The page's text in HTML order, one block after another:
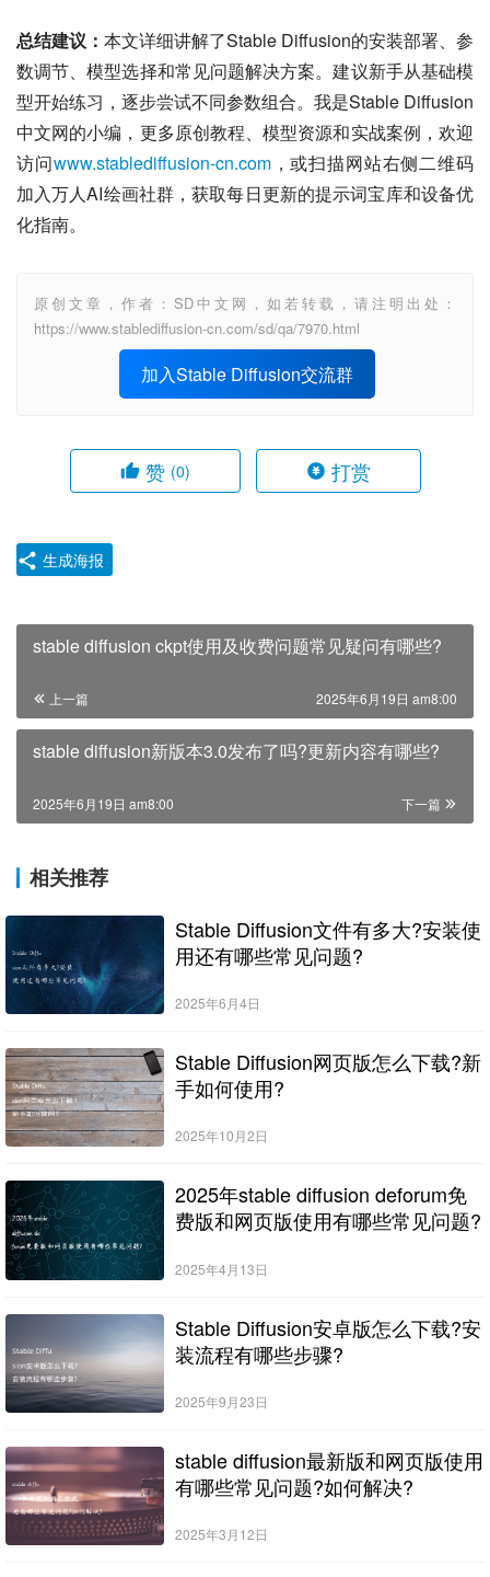
总结建议： 本文详细讲解了Stable Diffusion的安装部署、参
数调节、模型选择和常见问题解决方案。建议新手从基础模
型开始练习，逐步尝试不同参数组合。我是Stable Diffusion
中文网的小编，更多原创教程、模型资源和实战案例，欢迎
访问www.stablediffusion-cn.com，或扫描网站右侧二维码
加入万人AI绘画社群，获取每日更新的提示词宝库和设备优
化指南。
原创文章，作者：SD中文网，如若转载，请注明出处：
https://www.stablediffusion-cn.com/sd/qa/7970.html
加入Stable Diffusion交流群
赞 (0) 打赏
生成海报
stable diffusion ckpt使用及收费问题常见疑问有哪些?
上一篇 2025年6月19日 am8:00
stable diffusion新版本3.0发布了吗?更新内容有哪些?
下一篇
2025年6月19日 am8:00
相关推荐
Stable Diffusion文件有多大?安装使
用还有哪些常见问题?
2025年6月4日
Stable Diffusion网页版怎么下载?新
手如何使用?
2025年10月2日
2025年stable diffusion deforum免
费版和网页版使用有哪些常见问题?
2025年4月13日
Stable Diffusion安卓版怎么下载?安
装流程有哪些步骤?
2025年9月23日
stable diffusion最新版和网页版使用
有哪些常见问题?如何解决?
2025年3月12日